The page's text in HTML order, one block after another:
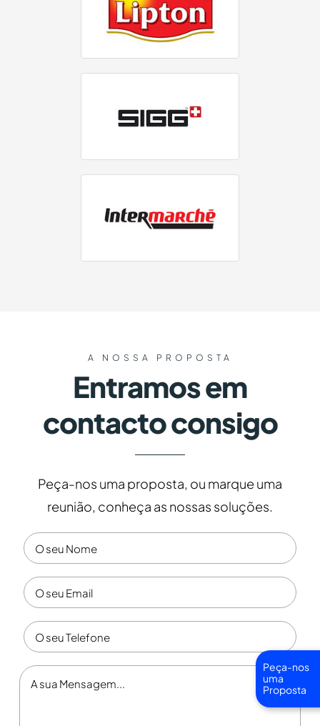
A NOSSA PROPOSTA
Entramos em
contacto consigo
Peça-nos uma proposta, ou marque uma
reunião, conheça as nossas soluções.
Peça-nos
uma
Proposta